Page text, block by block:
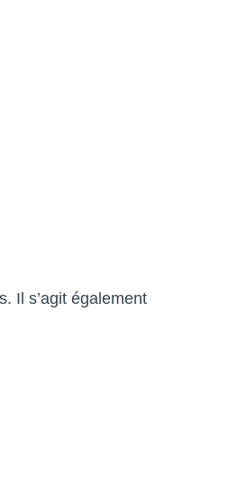
Il s’agit également